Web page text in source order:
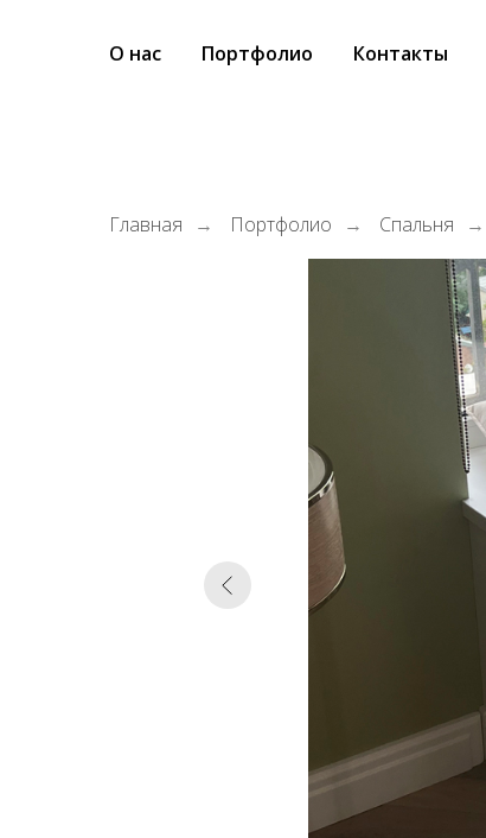
О нас Портфолио Контакты
Главная → Портфолио → Спальня →